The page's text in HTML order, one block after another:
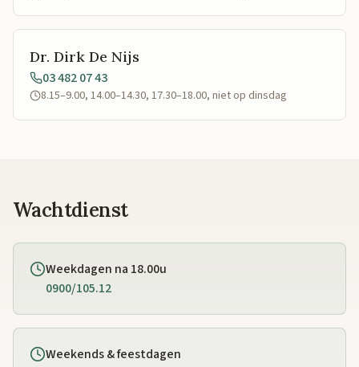
Dr. Dirk De Nijs
03 482 07 43
8.15–9.00, 14.00–14.30, 17.30–18.00, niet op dinsdag
Wachtdienst
Weekdagen na 18.00u
0900/105.12
Weekends & feestdagen